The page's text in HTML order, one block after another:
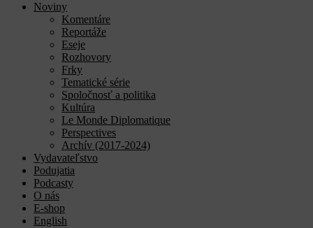
Noviny
Komentáre
Reportáže
Eseje
Rozhovory
Frky
Tematické série
Spoločnosť a politika
Kultúra
Le Monde Diplomatique
Perspectives
Archív (2017-2024)
Vydavateľstvo
Podujatia
Podcasty
O nás
E-shop
English